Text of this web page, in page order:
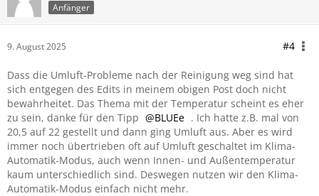
Anfänger
9. August 2025 #4
Dass die Umluft-Probleme nach der Reinigung weg sind hat
sich entgegen des Edits in meinem obigen Post doch nicht
bewahrheitet. Das Thema mit der Temperatur scheint es eher
zu sein, danke für den Tipp
BLUEe . Ich hatte z.B. mal von
20,5 auf 22 gestellt und dann ging Umluft aus. Aber es wird
immer noch übertrieben oft auf Umluft geschaltet im Klima-
Automatik-Modus, auch wenn Innen- und Außentemperatur
kaum unterschiedlich sind. Deswegen nutzen wir den Klima-
Automatik-Modus einfach nicht mehr.